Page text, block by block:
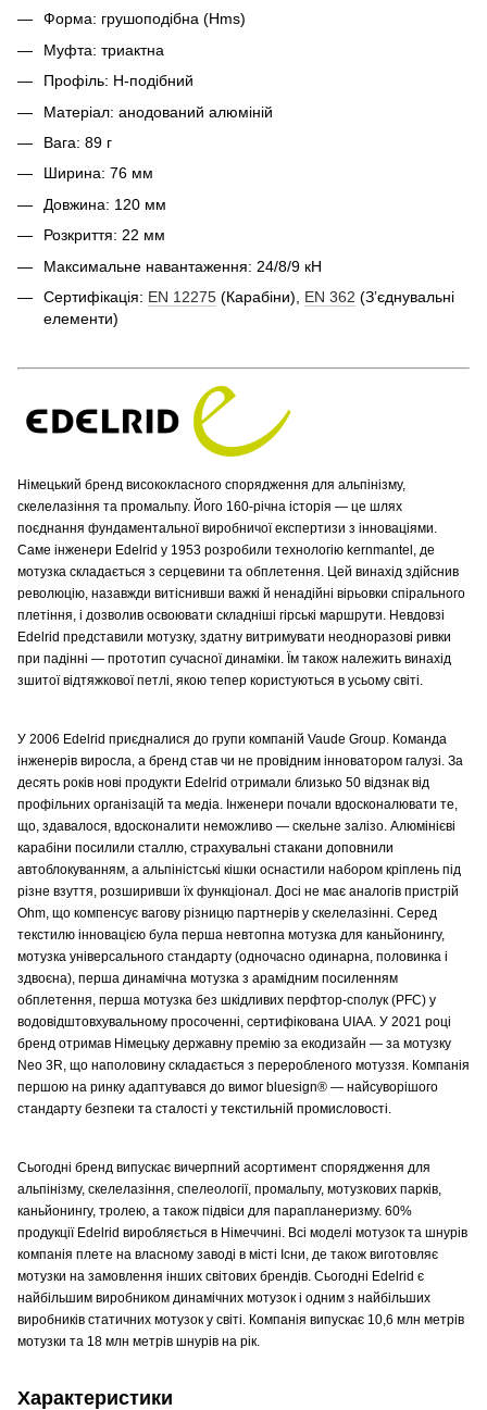
Форма: грушоподібна (Hms)
Муфта: триактна
Профіль: Н-подібний
Матеріал: анодований алюміній
Вага: 89 г
Ширина: 76 мм
Довжина: 120 мм
Розкриття: 22 мм
Максимальне навантаження: 24/8/9 кН
Сертифікація: EN 12275 (Карабіни), EN 362 (Зʼєднувальні
елементи)
Німецький бренд висококласного спорядження для альпінізму,
скелелазіння та промальпу. Його 160-річна історія — це шлях
поєднання фундаментальної виробничої експертизи з інноваціями.
Саме інженери Edelrid у 1953 розробили технологію kernmantel, де
мотузка складається з серцевини та обплетення. Цей винахід здійснив
революцію, назавжди витіснивши важкі й ненадійні вірьовки спірального
плетіння, і дозволив освоювати складніші гірські маршрути. Невдовзі
Edelrid представили мотузку, здатну витримувати неодноразові ривки
при падінні — прототип сучасної динаміки. Їм також належить винахід
зшитої відтяжкової петлі, якою тепер користуються в усьому світі.
У 2006 Edelrid приєдналися до групи компаній Vaude Group. Команда
інженерів виросла, а бренд став чи не провідним інноватором галузі. За
десять років нові продукти Edelrid отримали близько 50 відзнак від
профільних організацій та медіа. Інженери почали вдосконалювати те,
що, здавалося, вдосконалити неможливо — скельне залізо. Алюмінієві
карабіни посилили сталлю, страхувальні стакани доповнили
автоблокуванням, а альпіністські кішки оснастили набором кріплень під
різне взуття, розширивши їх функціонал. Досі не має аналогів пристрій
Ohm, що компенсує вагову різницю партнерів у скелелазінні. Серед
текстилю інновацією була перша невтопна мотузка для каньйонингу,
мотузка універсального стандарту (одночасно одинарна, половинка і
здвоєна), перша динамічна мотузка з арамідним посиленням
обплетення, перша мотузка без шкідливих перфтор-сполук (PFC) у
водовідштовхувальному просоченні, сертифікована UIAA. У 2021 році
бренд отримав Німецьку державну премію за екодизайн — за мотузку
Neo 3R, що наполовину складається з переробленого мотуззя. Компанія
першою на ринку адаптувався до вимог bluesign® — найсуворішого
стандарту безпеки та сталості у текстильній промисловості.
Сьогодні бренд випускає вичерпний асортимент спорядження для
альпінізму, скелелазіння, спелеології, промальпу, мотузкових парків,
каньйонингу, тролею, а також підвіси для парапланеризму. 60%
продукції Edelrid виробляється в Німеччині. Всі моделі мотузок та шнурів
компанія плете на власному заводі в місті Існи, де також виготовляє
мотузки на замовлення інших світових брендів. Сьогодні Edelrid є
найбільшим виробником динамічних мотузок і одним з найбільших
виробників статичних мотузок у світі. Компанія випускає 10,6 млн метрів
мотузки та 18 млн метрів шнурів на рік.
Характеристики